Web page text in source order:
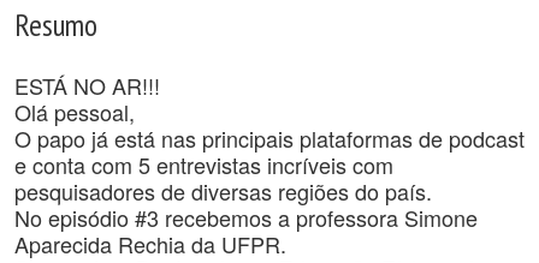
Resumo
ESTÁ NO AR!!!
Olá pessoal,
O papo já está nas principais plataformas de podcast
e conta com 5 entrevistas incríveis com
pesquisadores de diversas regiões do país.
No episódio #3 recebemos a professora Simone
Aparecida Rechia da UFPR.